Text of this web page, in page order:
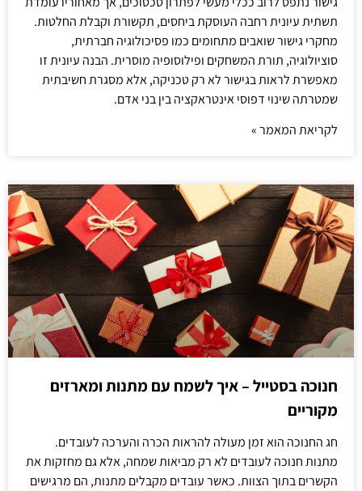
תשתית עיונית רחבה העוסקת ביחסים, תקשורת וקבלת החלטות.
מחקרי גישור שואבים מתחומים כמו פסיכולוגיה חברתית,
סוציולוגיה, תורת המשחקים ופילוסופיה מוסרית. הבנה עיונית זו
מאפשרת לראות בגישור לא רק טכניקה, אלא מסגרת חשיבתית
שמטרתה שינוי דפוסי אינטראקציה בין בני אדם.
לקריאת המאמר »
חנוכה בסטייל – איך לשמח עם מתנות ומארזים
מקוריים
חג החנוכה הוא זמן מעולה להראות הכרה והערכה לעובדים.
מתנות חנוכה לעובדים לא רק מביאות שמחה, אלא גם מחזקות את
הקשרים בתוך הצוות. כאשר עובדים מקבלים מתנות, הם מרגישים